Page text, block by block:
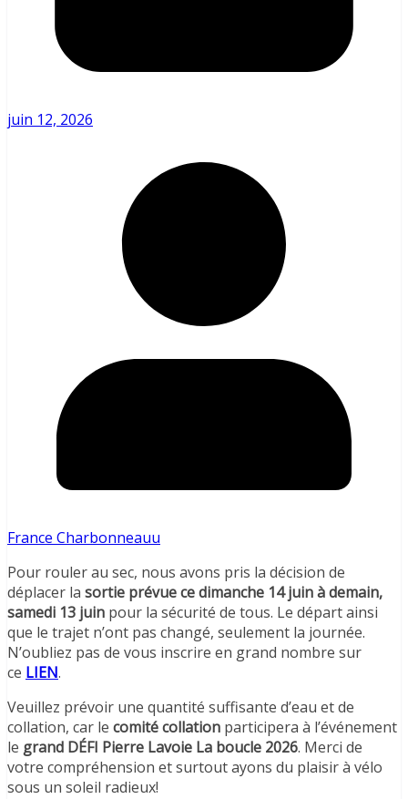
juin 12, 2026
France Charbonneauu
Pour rouler au sec, nous avons pris la décision de
déplacer la sortie prévue ce dimanche 14 juin à demain,
samedi 13 juin pour la sécurité de tous. Le départ ainsi
que le trajet n’ont pas changé, seulement la journée.
N’oubliez pas de vous inscrire en grand nombre sur
ce LIEN.
Veuillez prévoir une quantité suffisante d’eau et de
collation, car le comité collation participera à l’événement
le grand DÉFI Pierre Lavoie La boucle 2026. Merci de
votre compréhension et surtout ayons du plaisir à vélo
sous un soleil radieux!